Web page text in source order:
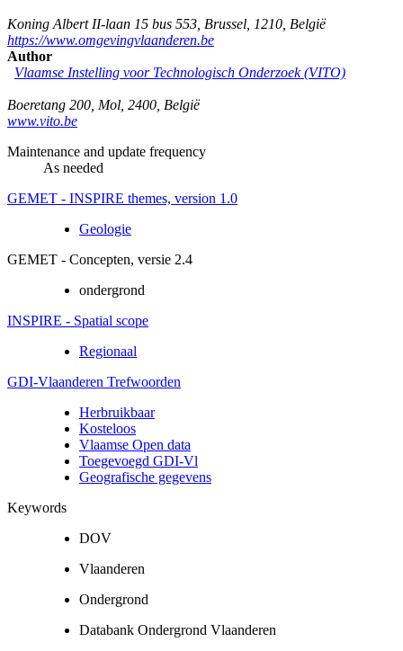
Koning Albert II-laan 15 bus 553 Brussel 1210 België
https://www.omgevingvlaanderen.be
Author
Vlaamse Instelling voor Technologisch Onderzoek (VITO)
Boeretang 200 Mol 2400 België
www.vito.be
Maintenance and update frequency
As needed
GEMET - INSPIRE themes, version 1.0
Geologie
GEMET - Concepten, versie 2.4
ondergrond
INSPIRE - Spatial scope
Regionaal
GDI-Vlaanderen Trefwoorden
Herbruikbaar
Kosteloos
Vlaamse Open data
Toegevoegd GDI-Vl
Geografische gegevens
Keywords
DOV
Vlaanderen
Ondergrond
Databank Ondergrond Vlaanderen